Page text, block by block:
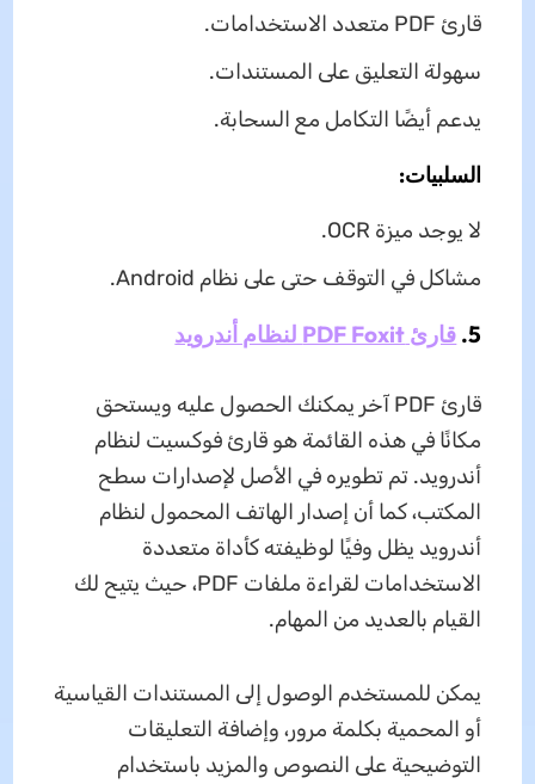
قارئ PDF متعدد الاستخدامات.
سهولة التعليق على المستندات.
يدعم أيضًا التكامل مع السحابة.
السلبيات:
لا يوجد ميزة OCR.
مشاكل في التوقف حتى على نظام Android.
5. قارئ PDF Foxit لنظام أندرويد
قارئ PDF آخر يمكنك الحصول عليه ويستحق
مكانًا في هذه القائمة هو قارئ فوكسيت لنظام
أندرويد. تم تطويره في الأصل لإصدارات سطح
المكتب، كما أن إصدار الهاتف المحمول لنظام
أندرويد يظل وفيًا لوظيفته كأداة متعددة
الاستخدامات لقراءة ملفات PDF، حيث يتيح لك
القيام بالعديد من المهام.
يمكن للمستخدم الوصول إلى المستندات القياسية
أو المحمية بكلمة مرور، وإضافة التعليقات
التوضيحية على النصوص والمزيد باستخدام